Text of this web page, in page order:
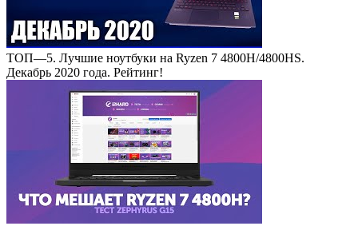
ТОП—5. Лучшие ноутбуки на Ryzen 7 4800H/4800HS.
Декабрь 2020 года. Рейтинг!